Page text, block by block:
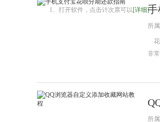
1、打开软件，点击计次票可以[详细]手
所
花
非
所